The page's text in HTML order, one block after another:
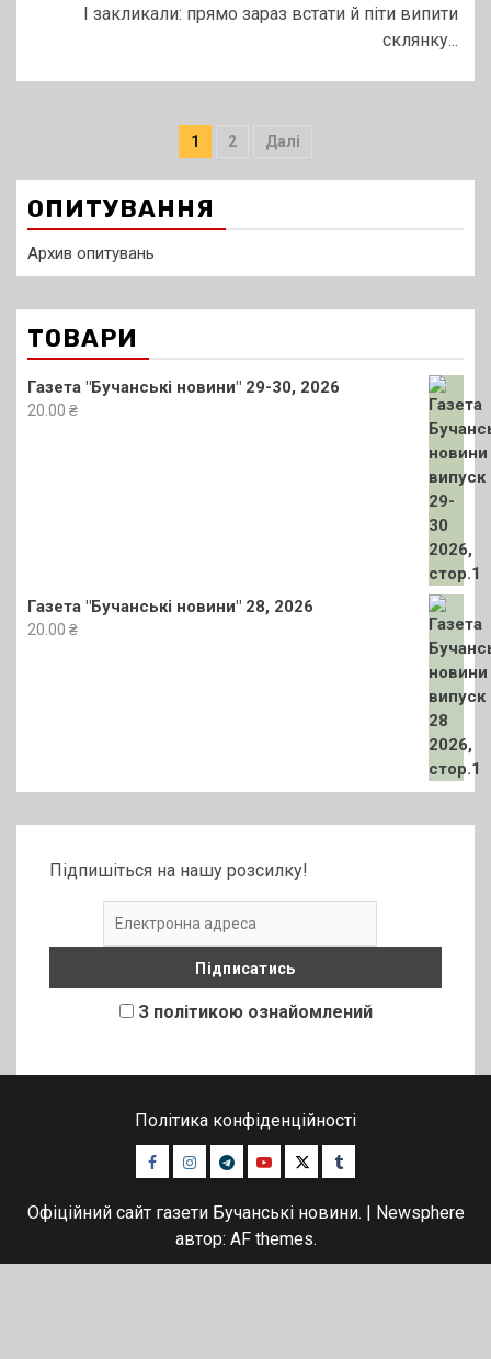
І закликали: прямо зараз встати й піти випити
склянку...
Пагінація
записів
1 2 Далі
ОПИТУВАННЯ
Архив опитувань
ТОВАРИ
Газета "Бучанські новини" 29-30, 2026
20.00 ₴
Газета "Бучанські новини" 28, 2026
20.00 ₴
Підпишіться на нашу розсилку!
З політикою ознайомлений
Політика конфіденційності
Facebook
Instagram
TelegramYoutubeTwitterTumblr
Офіційний сайт газети Бучанські новини.
Newsphere
автор: AF themes.